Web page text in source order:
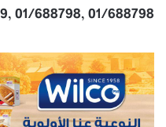
01/688798, 01/688798